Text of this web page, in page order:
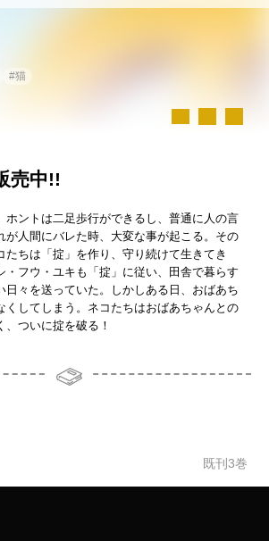
#猫
売中!!
ホントは二足歩行ができるし、普通に人の言
が人間にバレた時、大変な事が起こる。その
たちは「掟」を作り、守り続けて生きてき
・フウ・ユキも「掟」に従い、田舎で暮らす
日々を送っていた。しかしある日、おばあち
くしてしまう。ネコたちはおばあちゃんとの
ついに掟を破る！
既刊 3巻